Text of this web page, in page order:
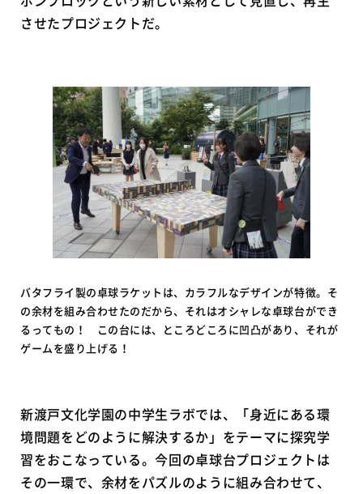
させたプロジェクトだ。
バタフライ製の卓球ラケットは、カラフルなデザインが特徴。そ
の余材を組み合わせたのだから、それはオシャレな卓球台ができ
るってもの！ この台には、ところどころに凹凸があり、それが
ゲームを盛り上げる！
新渡戸文化学園の中学生ラボでは、「身近にある環
境問題をどのように解決するか」をテーマに探究学
習をおこなっている。今回の卓球台プロジェクトは
その一環で、余材をパズルのように組み合わせて、